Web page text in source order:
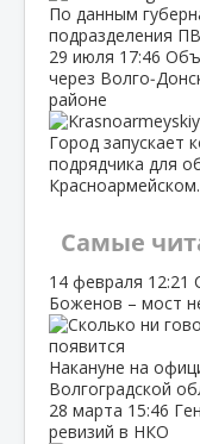
По данным
подразделения
29 июля 17:46
через
районе
Город запускает
подрядчика для
Самые
14 февраля 12:21
Боженов – мост
Накануне на
Волгоградской
28 марта 15:46
ревизий в НКО